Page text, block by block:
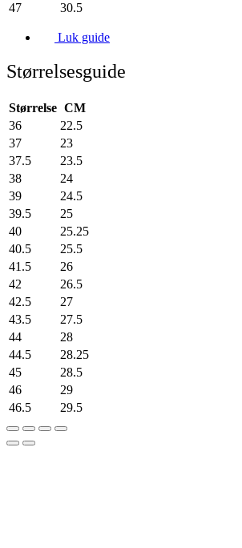
47
30.5
Luk guide
Størrelsesguide
Størrelse CM
36
22.5
37
23
37.5
23.5
38
24
39
24.5
39.5
25
40
25.25
40.5
25.5
41.5
26
42
26.5
42.5
27
43.5
27.5
44
28
44.5
28.25
45
28.5
46
29
46.5
29.5